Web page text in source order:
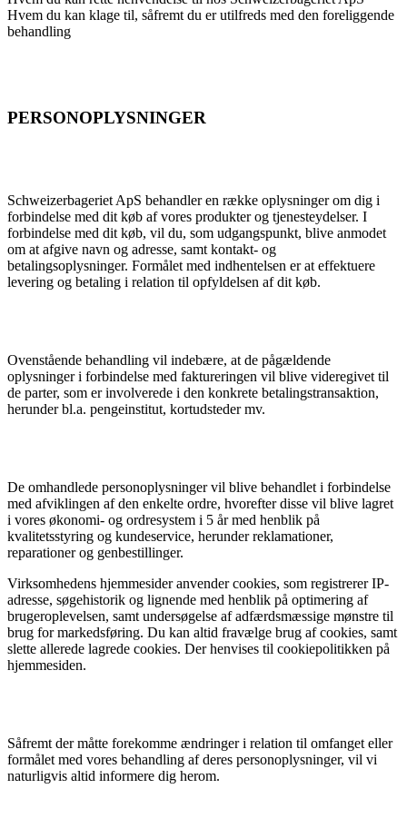
Hvem du kan klage til, såfremt du er utilfreds med den foreliggende
behandling
PERSONOPLYSNINGER
Schweizerbageriet ApS behandler en række oplysninger om dig i
forbindelse med dit køb af vores produkter og tjenesteydelser. I
forbindelse med dit køb, vil du, som udgangspunkt, blive anmodet
om at afgive navn og adresse, samt kontakt- og
betalingsoplysninger. Formålet med indhentelsen er at effektuere
levering og betaling i relation til opfyldelsen af dit køb.
Ovenstående behandling vil indebære, at de pågældende
oplysninger i forbindelse med faktureringen vil blive videregivet til
de parter, som er involverede i den konkrete betalingstransaktion,
herunder bl.a. pengeinstitut, kortudsteder mv.
De omhandlede personoplysninger vil blive behandlet i forbindelse
med afviklingen af den enkelte ordre, hvorefter disse vil blive lagret
i vores økonomi- og ordresystem i 5 år med henblik på
kvalitetsstyring og kundeservice, herunder reklamationer,
reparationer og genbestillinger.
Virksomhedens hjemmesider anvender cookies, som registrerer IP-
adresse, søgehistorik og lignende med henblik på optimering af
brugeroplevelsen, samt undersøgelse af adfærdsmæssige mønstre til
brug for markedsføring. Du kan altid fravælge brug af cookies, samt
slette allerede lagrede cookies. Der henvises til cookiepolitikken på
hjemmesiden.
Såfremt der måtte forekomme ændringer i relation til omfanget eller
formålet med vores behandling af deres personoplysninger, vil vi
naturligvis altid informere dig herom.